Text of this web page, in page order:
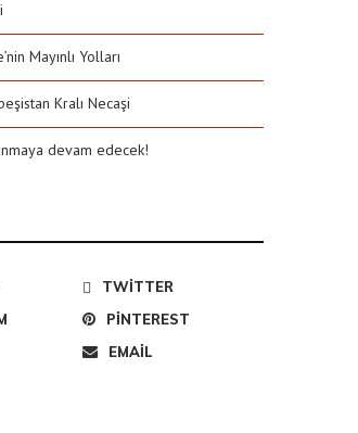
Mayınlı Yolları
Kralı Necaşi
devam edecek!
TWITTER
PINTEREST
EMAIL